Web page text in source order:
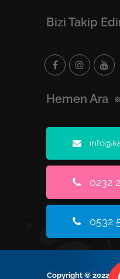
Bizi Takip
Hemen Ara
0232
0532
Copyright © 2022